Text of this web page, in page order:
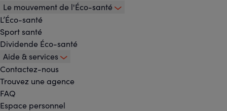
Le mouvement de l'Éco-santé
L’Éco-santé
Sport santé
Dividende Éco-santé
Aide & services
Contactez-nous
Trouvez une agence
FAQ
Espace personnel